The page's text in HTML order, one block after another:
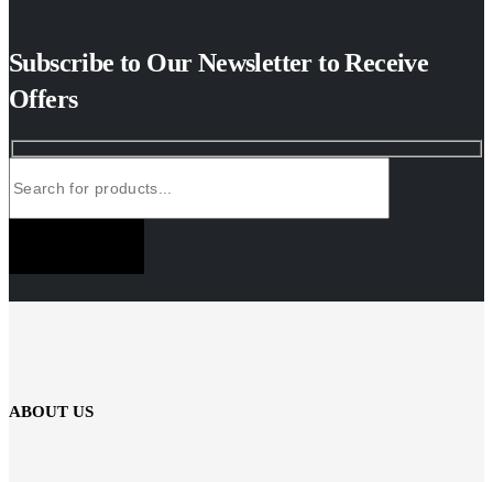
Subscribe to Our Newsletter to Receive
Offers
ABOUT US